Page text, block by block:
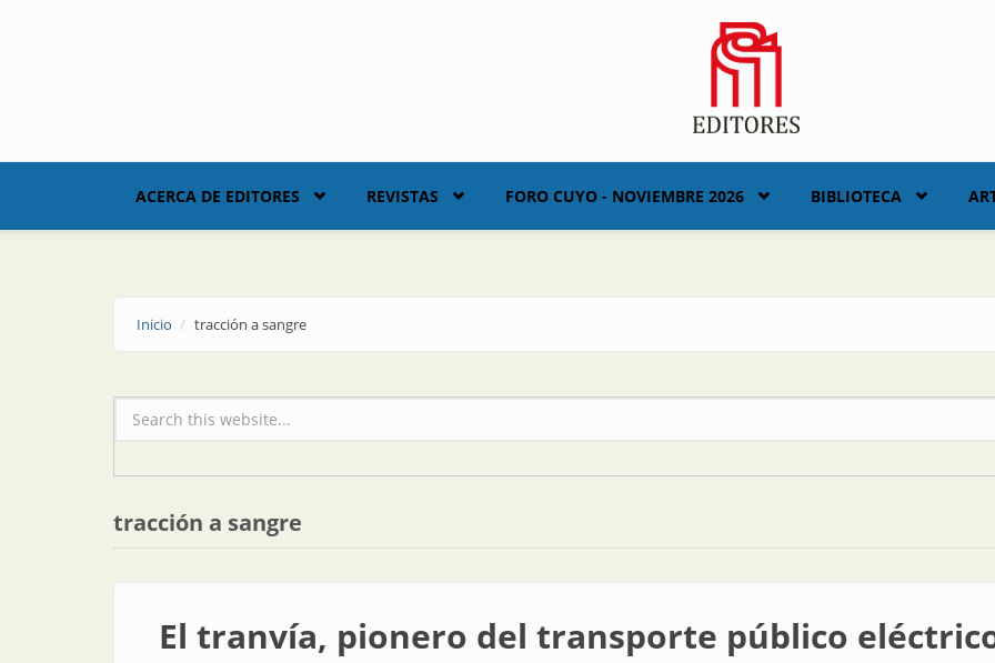
ACERCA DE EDITORES REVISTAS FORO CUYO - NOVIEMBRE 2026 BIBLIOTECA
Inicio tracción a sangre
Formulario de búsqueda
tracción a sangre
El tranvía, pionero del transporte público